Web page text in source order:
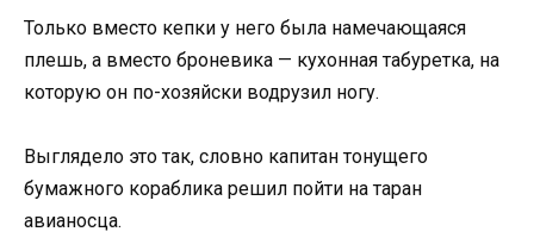
Только вместо кепки у него была намечающаяся
плешь, а вместо броневика — кухонная табуретка, на
которую он по-хозяйски водрузил ногу.
Выглядело это так, словно капитан тонущего
бумажного кораблика решил пойти на таран
авианосца.